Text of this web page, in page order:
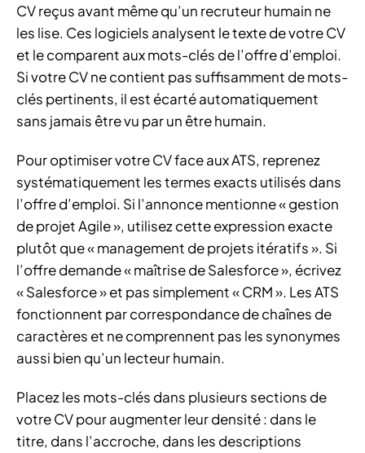
CV reçus avant même qu’un recruteur humain ne
les lise. Ces logiciels analysent le texte de votre CV
et le comparent aux mots-clés de l’offre d’emploi.
Si votre CV ne contient pas suffisamment de mots-
clés pertinents, il est écarté automatiquement
sans jamais être vu par un être humain.
Pour optimiser votre CV face aux ATS, reprenez
systématiquement les termes exacts utilisés dans
l’offre d’emploi. Si l’annonce mentionne « gestion
de projet Agile », utilisez cette expression exacte
plutôt que « management de projets itératifs ». Si
l’offre demande « maîtrise de Salesforce », écrivez
« Salesforce » et pas simplement « CRM ». Les ATS
fonctionnent par correspondance de chaînes de
caractères et ne comprennent pas les synonymes
aussi bien qu’un lecteur humain.
Placez les mots-clés dans plusieurs sections de
votre CV pour augmenter leur densité : dans le
titre, dans l’accroche, dans les descriptions